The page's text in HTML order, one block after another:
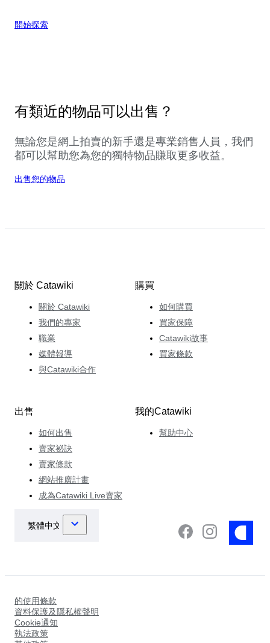
開始探索
有類近的物品可以出售？
無論您是網上拍賣的新手還是專業銷售人員，我們
都可以幫助您為您的獨特物品賺取更多收益。
出售您的物品
關於 Catawiki
關於 Catawiki
我們的專家
職業
媒體報導
與Catawiki合作
購買
如何購買
買家保障
Catawiki故事
買家條款
出售
如何出售
賣家祕訣
賣家條款
網站推廣計畫
成為Catawiki Live賣家
我的Catawiki
幫助中心
的使用條款
資料保護及隱私權聲明
Cookie通知
執法政策